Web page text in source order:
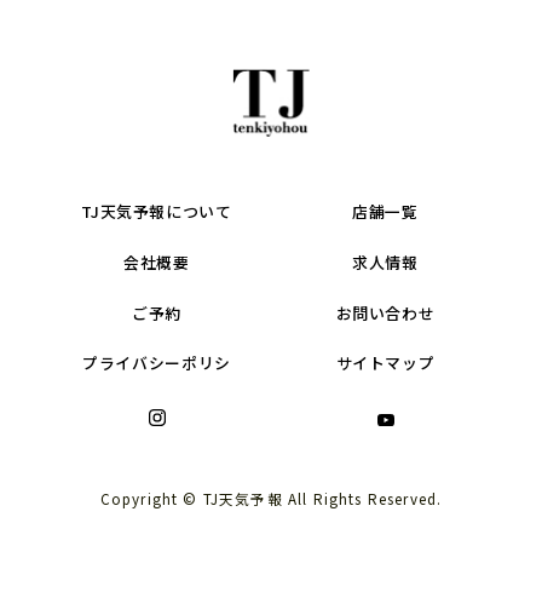
TJ天気予報について 店舗一覧
会社概要 求人情報
ご予約 お問い合わせ
プライバシーポリシ サイトマップ
Copyright © TJ天気予報 All Rights Reserved.